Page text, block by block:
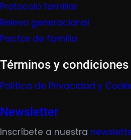
Protocolo familiar
Relevo generacional
Pactos de familia
Términos y condiciones
Política de Privacidad y
Newsletter
Inscríbete a nuestra